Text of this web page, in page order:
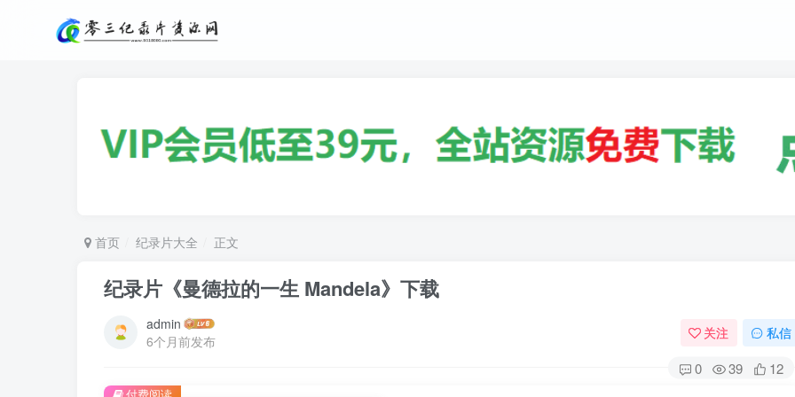
首页 纪录片大全 正文
纪录片《曼德拉的一生 Mandela》下载
admin
6个月前发布
关注 私信
0 39 12